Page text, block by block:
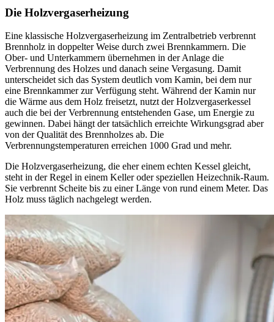
Die Holzvergaserheizung
Eine klassische Holzvergaserheizung im Zentralbetrieb verbrennt
Brennholz in doppelter Weise durch zwei Brennkammern. Die
Ober- und Unterkammern übernehmen in der Anlage die
Verbrennung des Holzes und danach seine Vergasung. Damit
unterscheidet sich das System deutlich vom Kamin, bei dem nur
eine Brennkammer zur Verfügung steht. Während der Kamin nur
die Wärme aus dem Holz freisetzt, nutzt der Holzvergaserkessel
auch die bei der Verbrennung entstehenden Gase, um Energie zu
gewinnen. Dabei hängt der tatsächlich erreichte Wirkungsgrad aber
von der Qualität des Brennholzes ab. Die
Verbrennungstemperaturen erreichen 1000 Grad und mehr.
Die Holzvergaserheizung, die eher einem echten Kessel gleicht,
steht in der Regel in einem Keller oder speziellen Heizechnik-Raum.
Sie verbrennt Scheite bis zu einer Länge von rund einem Meter. Das
Holz muss täglich nachgelegt werden.